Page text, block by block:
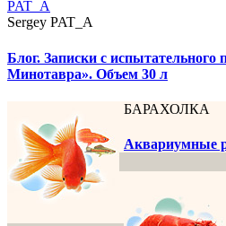
Sergey PAT_A
Блог. Записки с испытательного
Минотавра». Объем 30 л
БАРАХОЛКА
Аквариумные